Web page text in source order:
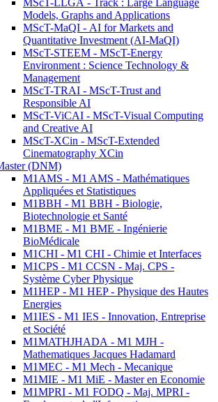
MScT-LLGA - Track : Large Language
Models, Graphs and Applications
MScT-MaQI - AI for Markets and
Quantitative Investment (AI-MaQI)
MScT-STEEM - MScT-Energy
Environment : Science Technology &
Management
MScT-TRAI - MScT-Trust and
Responsible AI
MScT-ViCAI - MScT-Visual Computing
and Creative AI
MScT-XCin - MScT-Extended
Cinematography XCin
(DNM)
M1AMS - M1 AMS - Mathématiques
Appliquées et Statistiques
M1BBH - M1 BBH - Biologie,
Biotechnologie et Santé
M1BME - M1 BME - Ingénierie
BioMédicale
M1CHI - M1 CHI - Chimie et Interfaces
M1CPS - M1 CCSN - Maj. CPS -
Système Cyber Physique
M1HEP - M1 HEP - Physique des Hautes
Energies
M1IES - M1 IES - Innovation, Entreprise
et Société
M1MATHJHADA - M1 MJH -
Mathematiques Jacques Hadamard
M1MEC - M1 Mech - Mecanique
M1MIE - M1 MiE - Master en Economie
M1MPRI - M1 FODQ - Maj. MPRI -